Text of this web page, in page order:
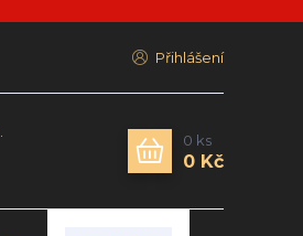
Přihlášení
0 ks
0 Kč